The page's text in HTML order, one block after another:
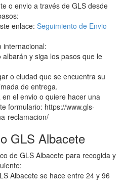
o envio a través de GLS desde
enlace: Seguimiento de Envio
internacional:
y siga los pasos que le
o ciudad que se encuentra su
de entrega.
el envio o quiere hacer una
formulario: https://www.gls-
reclamacion/
GLS Albacete
de GLS Albacete para recogida y
Albacete se hace entre 24 y 96